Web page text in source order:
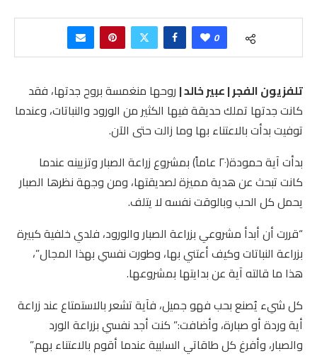
0
تلفزيون الفجر | عبير خالد | روحها منغمسة بروح جدتها، فقد
كانت جدتها تملك حديقة فيها الكثير من الورود والنباتات، وعندما
توفيت بدأت بالاعتناء بها وما زالت حتى الآن.
بدأت آية حمودة(٢٠ عاماً) بمشروع زراعة الصبار وتزيينه عندما
كانت تبحث عن هدية مميزة لصديقتها، ومن وجهة نظرها الصبار
يحمل كل الحب وبالوقت نفسه لا يتلف.
“قررت أن أبدأ مشروعي بزراعة الصبار والورود، فلدي خلفية كبيرة
بزراعة النباتات وكيف أعتني بها، وطورت نفسي بهذا المجال”،
هذا ما قالته آية عن بدايتها بمشروعها.
كل شيء يُصنع بحب فهو جميل، فآية تشعر بالاستمتاع عند زراعة
أية وردة أو صبارة، وأضافت:” كنت أجد نفسي بزراعة الورد
والصبار، وأفرغ كل طاقاتي السلبية عندما أقوم بالاعتناء بهم.”